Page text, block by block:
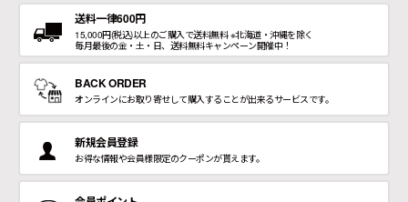
送料一律600円
15,000円(税込)以上のご購入で送料無料 ※北海道・沖縄を除く
毎月最後の金・土・日、送料無料キャンペーン開催中！
BACK ORDER
オンラインにお取り寄せして購入することが出来るサービスです。
新規会員登録
お得な情報や会員様限定のクーポンが貰えます。